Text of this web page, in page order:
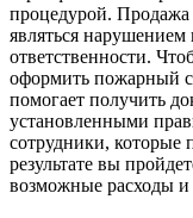
процедурой. Продажа
являться нарушением
ответственности.
оформить пожарный
помогает получить
установленными
сотрудники, которые
результате вы
возможные расходы